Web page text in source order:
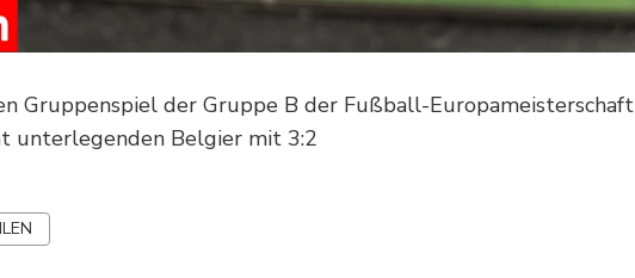
Gruppenspiel der Gruppe B der Fußball-Europameisterschaft
unterlegenden Belgier mit 3:2